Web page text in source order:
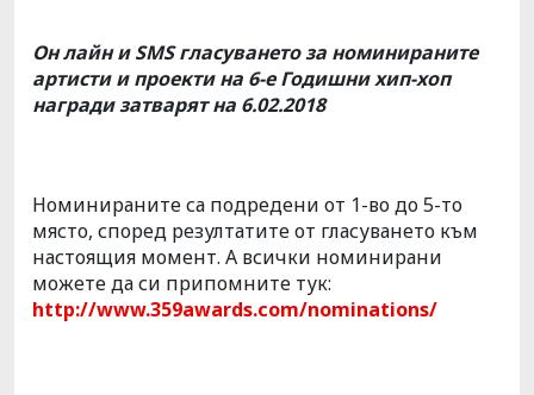
Он лайн иSMSгласуването за номинираните
артисти и проекти на 6-е Годишни хип-хоп
награди затварят на 6.02.2018
Номинираните са подредени от 1-во до 5-то
място, според резултатите от гласуването към
настоящия момент. А всички номинирани
можете да си припомните тук:
http://www.359awards.com/nominations/